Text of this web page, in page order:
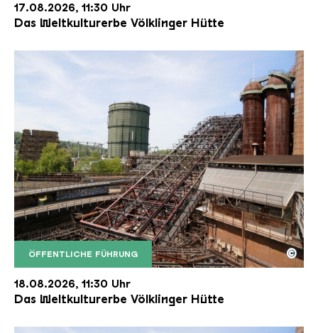
17.08.2026, 11:30 Uhr
Das Weltkulturerbe Völklinger Hütte
ÖFFENTLICHE FÜHRUNG
Der Erzschrägaufzug der Völklinger Hütte mit
Copyright: Weltkulturerbe Völklinger Hütte | Karl
©
18.08.2026, 11:30 Uhr
Das Weltkulturerbe Völklinger Hütte